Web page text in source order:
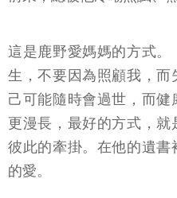
這是鹿野愛媽媽的方式。
生，不要因為照顧我，而
己可能隨時會過世，而
更漫長，最好的方式，
彼此的牽掛。在他的遺
的愛。